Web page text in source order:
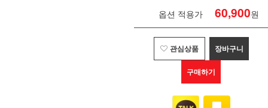
옵션 적용가 60,900원
관심상품 장바구니
구매하기